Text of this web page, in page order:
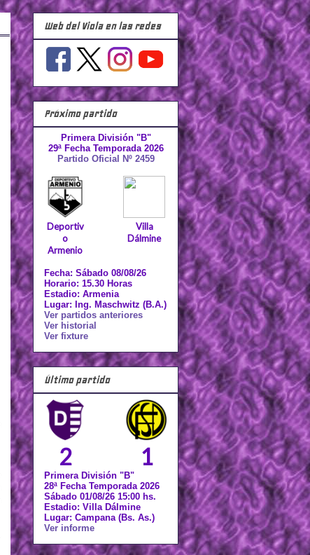
Web del Viola en las redes
Próximo partido
Primera División "B"
29ª Fecha Temporada 2026
Partido Oficial Nº 2459
Deportiv
o
Armenio
Villa
Dálmine
Fecha: Sábado 08/08/26
Horario: 15.30 Horas
Estadio: Armenia
Lugar: Ing. Maschwitz (B.A.)
Ver partidos anteriores
Ver historial
Ver fixture
Último partido
2 1
Primera División "B"
28ª Fecha Temporada 2026
Sábado 01/08/26 15:00 hs.
Estadio: Villa Dálmine
Lugar: Campana (Bs. As.)
Ver informe